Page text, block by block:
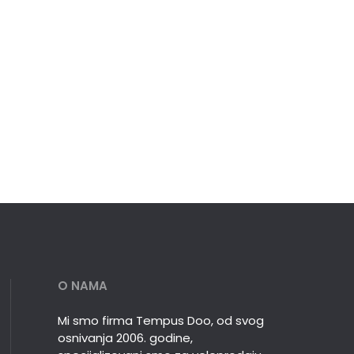
O NAMA
Mi smo firma Tempus Doo, od svog
osnivanja 2006. godine,